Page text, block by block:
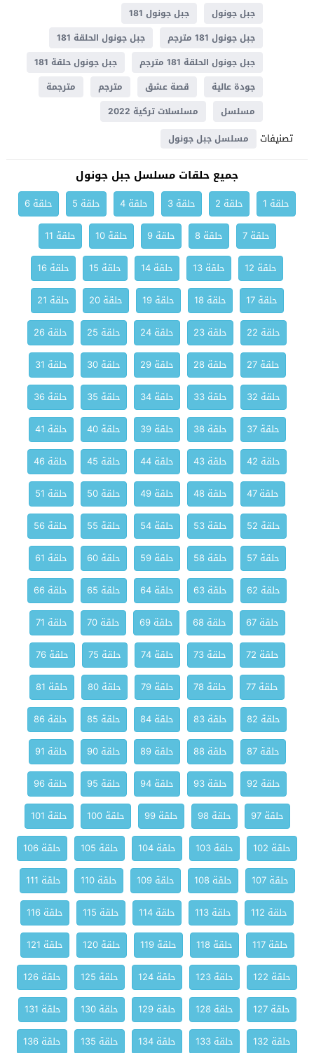
جبل جونول
جبل جونول 181
جبل جونول 181 مترجم
جبل جونول الحلقة 181
جبل جونول الحلقة 181 مترجم
جبل جونول حلقة 181
جودة عالية
قصة عشق مترجم
مترجمة
مسلسل
مسلسلات تركية 2022
تصنيفات مسلسل جبل جونول
جميع حلقات مسلسل جبل جونول
حلقة 1 حلقة 2 حلقة 3 حلقة 4 حلقة 5
حلقة 6
حلقة 7
حلقة 8 حلقة 9 حلقة 10
حلقة 11
حلقة 12
حلقة 13 حلقة 14 حلقة 15
حلقة 16
حلقة 17
حلقة 18 حلقة 19 حلقة 20
حلقة 21
حلقة 22
حلقة 23 حلقة 24 حلقة 25
حلقة 26
حلقة 27
حلقة 28 حلقة 29 حلقة 30
حلقة 31
حلقة 32
حلقة 33 حلقة 34 حلقة 35
حلقة 36
حلقة 37
حلقة 38 حلقة 39 حلقة 40
حلقة 41
حلقة 42
حلقة 43 حلقة 44 حلقة 45
حلقة 46
حلقة 47
حلقة 48 حلقة 49 حلقة 50
حلقة 51
حلقة 52
حلقة 53 حلقة 54 حلقة 55
حلقة 56
حلقة 57
حلقة 58 حلقة 59 حلقة 60
حلقة 61
حلقة 62
حلقة 63 حلقة 64 حلقة 65
حلقة 66
حلقة 67
حلقة 68 حلقة 69 حلقة 70
حلقة 71
حلقة 72
حلقة 73 حلقة 74 حلقة 75
حلقة 76
حلقة 77
حلقة 78 حلقة 79 حلقة 80
حلقة 81
حلقة 82
حلقة 83 حلقة 84 حلقة 85
حلقة 86
حلقة 87
حلقة 88 حلقة 89 حلقة 90
حلقة 91
حلقة 92
حلقة 93 حلقة 94 حلقة 95
حلقة 96
حلقة 97
حلقة 98 حلقة 99 حلقة 100
حلقة 101
حلقة 102
حلقة 103 حلقة 104 حلقة 105
حلقة 106
حلقة 107
حلقة 108 حلقة 109 حلقة 110
حلقة 111
حلقة 112
حلقة 113 حلقة 114 حلقة 115
حلقة 116
حلقة 117
حلقة 118 حلقة 119 حلقة 120
حلقة 121
حلقة 122
حلقة 123 حلقة 124 حلقة 125
حلقة 126
حلقة 127
حلقة 128 حلقة 129 حلقة 130
حلقة 131
حلقة 132
حلقة 133 حلقة 134 حلقة 135 حلقة 136